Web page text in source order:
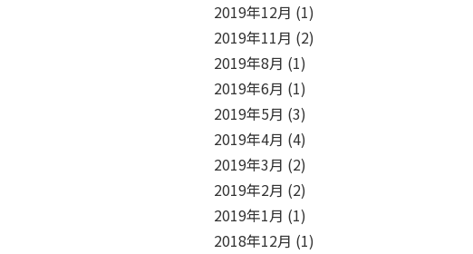
2019年12月 (1)
2019年11月 (2)
2019年8月 (1)
2019年6月 (1)
2019年5月 (3)
2019年4月 (4)
2019年3月 (2)
2019年2月 (2)
2019年1月 (1)
2018年12月 (1)